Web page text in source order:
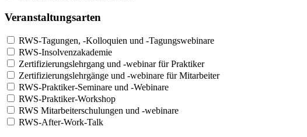
Veranstaltungsarten
RWS-Tagungen, -Kolloquien und -Tagungswebinare
RWS-Insolvenzakademie
Zertifizierungslehrgang und -webinar für Praktiker
Zertifizierungslehrgänge und -webinare für Mitarbeiter
RWS-Praktiker-Seminare und -Webinare
RWS-Praktiker-Workshop
RWS Mitarbeiterschulungen und -webinare
RWS-After-Work-Talk